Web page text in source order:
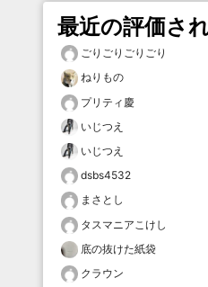
最近の評価さ
ごりごりごりごり
ねりもの
プリティ慶
いじつえ
いじつえ
dsbs4532
まさとし
タスマニアこけし
底の抜けた紙袋
クラウン